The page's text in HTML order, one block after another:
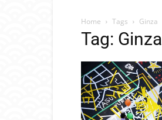
Home Tags Ginza
Tag: Ginza